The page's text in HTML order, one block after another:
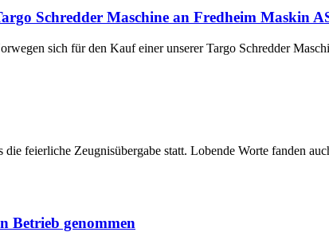
Schredder Maschine an Fredheim Maskin
sich für den Kauf einer unserer Targo Schredder
feierliche Zeugnisübergabe statt. Lobende Worte fanden
Betrieb genommen